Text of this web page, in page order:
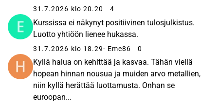
31.7.2026 klo 20.20 4
Kurssissa ei näkynyt positiivinen tulosjulkistus.
Luotto yhtiöön lienee hukassa.
31.7.2026 klo 18.29- Eme86 0
Kyllä halua on kehittää ja kasvaa. Tähän viellä
hopean hinnan nousua ja muiden arvo metallien,
niin kyllä herättää luottamusta. Onhan se
euroopan...